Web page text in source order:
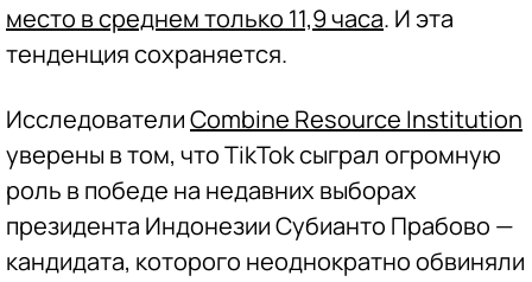
место в среднем только 11,9 часа. И эта
тенденция сохраняется.
ИсследователиCombine Resource Institution
уверены в том, что TikTok сыграл огромную
роль в победе на недавних выборах
президента Индонезии Субианто Прабово —
кандидата, которого неоднократно обвиняли